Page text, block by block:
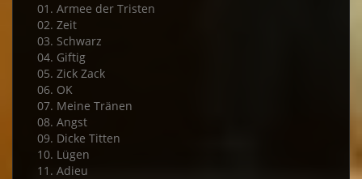
01. Armee der Tristen
02. Zeit
03. Schwarz
04. Giftig
05. Zick Zack
06. OK
07. Meine Tränen
08. Angst
09. Dicke Titten
10. Lügen
11. Adieu